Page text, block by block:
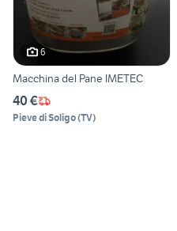
6
Macchina del Pane IMETEC
40 €
Pieve di Soligo(TV)